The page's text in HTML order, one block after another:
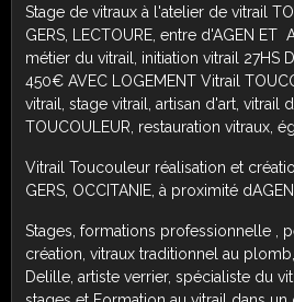
Stage de vitraux à l'atelier de vitrail
GERS, LECTOURE, entre d'AGEN ET
métier du vitrail, initiation vitrail 27HS
450€ AVEC LOGEMENT Vitrail
vitrail, stage vitrail, artisan d'art, vitrail
TOUCOULEUR, restauration vitraux,
Vitrail Toucouleur réalisation et
GERS, OCCITANIE, à proximité dAGEN
Stages, formations professionnelle ,
création, vitraux traditionnel au
Delille, artiste verrier, spécialiste du